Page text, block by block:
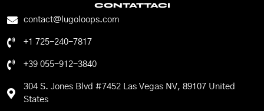
CONTATTACI
contact@lugoloops.com
+1 725-240-7817
+39 055-912-3840
304 S. Jones Blvd #7452 Las Vegas NV, 89107 United
States